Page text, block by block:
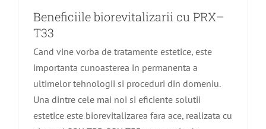
Beneficiile biorevitalizarii cu PRX–
T33
Cand vine vorba de tratamente estetice, este
importanta cunoasterea in permanenta a
ultimelor tehnologii si proceduri din domeniu.
Una dintre cele mai noi si eficiente solutii
estetice este biorevitalizarea fara ace, realizata cu